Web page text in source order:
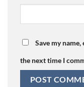
Save my
the next time I